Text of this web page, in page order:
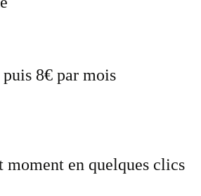
8€ par mois
moment en quelques clics